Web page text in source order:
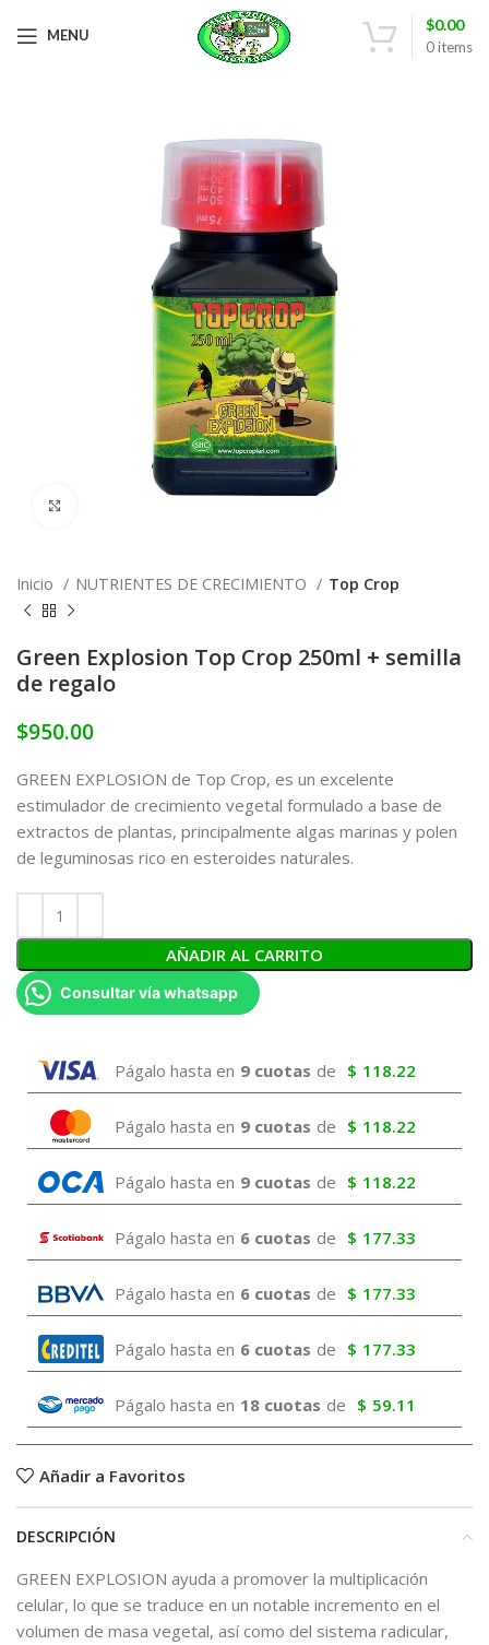
MENU
0items
$0.00
Inicio NUTRIENTES DE CRECIMIENTO Top Crop
Green Explosion Top Crop 250ml + semilla
de regalo
$950.00
GREEN EXPLOSION de Top Crop, es un excelente
estimulador de crecimiento vegetal formulado a base de
extractos de plantas, principalmente algas marinas y polen
de leguminosas rico en esteroides naturales.
AÑADIR AL CARRITO
Consultar vía whatsapp
Págalo hasta en 9 cuotas de $ 118.22
Págalo hasta en 9 cuotas de $ 118.22
Págalo hasta en 9 cuotas de $ 118.22
Págalo hasta en 6 cuotas de $ 177.33
Págalo hasta en 6 cuotas de $ 177.33
Págalo hasta en 6 cuotas de $ 177.33
Págalo hasta en 18 cuotas de $ 59.11
Añadir a Favoritos
DESCRIPCIÓN
GREEN EXPLOSION ayuda a promover la multiplicación
celular, lo que se traduce en un notable incremento en el
volumen de masa vegetal, así como del sistema radicular,